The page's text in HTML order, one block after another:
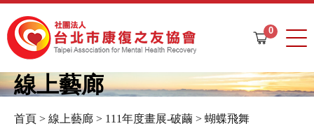
購
車
0
線上藝廊
您
首頁 > 線上藝廊 > 111年度畫展-破繭 > 蝴蝶飛舞